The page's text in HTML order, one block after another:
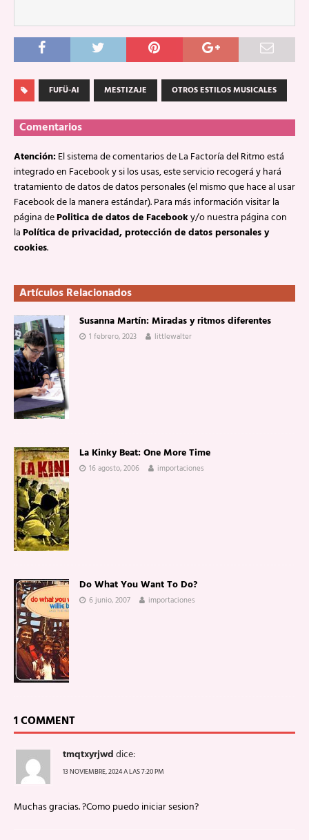
FUFÜ-AI MESTIZAJE OTROS ESTILOS MUSICALES
Comentarios
Atención:El sistema de comentarios de La Factoría del Ritmo está
integrado en Facebook y si los usas, este servicio recogerá y hará
tratamiento de datos de datos personales (el mismo que hace al usar
Facebook de la manera estándar). Para más información visitar la
página dePolitica de datos de Facebooky/o nuestra página con
laPolítica de privacidad, protección de datos personales y
cookies.
Artículos Relacionados
Susanna Martín: Miradas y ritmos diferentes
1 febrero, 2023 littlewalter
La Kinky Beat: One More Time
16 agosto, 2006 importaciones
Do What You Want To Do?
6 junio, 2007 importaciones
1 COMMENT
tmqtxyrjwddice:
13 NOVIEMBRE, 2024 A LAS 7:20 PM
Muchas gracias. ?Como puedo iniciar sesion?